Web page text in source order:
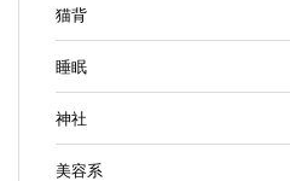
猫背
睡眠
神社
美容系